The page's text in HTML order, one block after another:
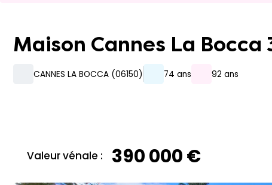
Maison Cannes La
CANNES LA BOCCA (06150) 74 ans 92 ans
Valeur vénale : 390 000 €